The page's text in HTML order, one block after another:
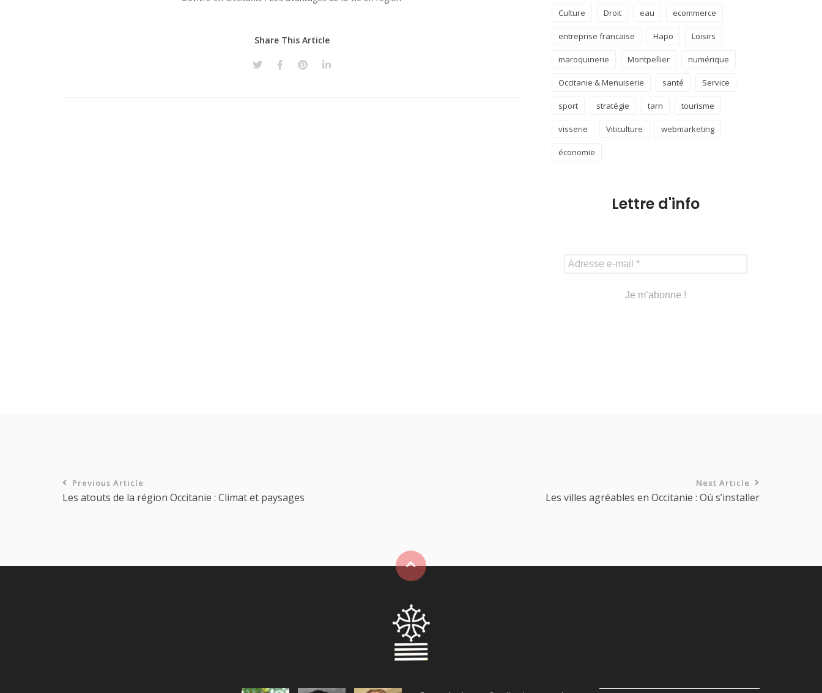
Share This Article
Culture Droit eau ecommerce
entreprise francaise Hapo Loisirs
maroquinerie Montpellier numérique
Occitanie & Menuiserie santé Service
sport stratégie tarn tourisme
visserie Viticulture webmarketing
économie
Lettre d'info
Previous Article
Les atouts de la région Occitanie : Climat et paysages
Next Article
Les villes agréables en Occitanie : Où s’installer